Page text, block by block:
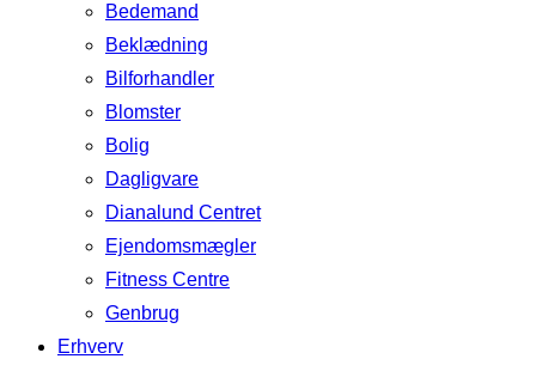
Bedemand
Beklædning
Bilforhandler
Blomster
Bolig
Dagligvare
Dianalund Centret
Ejendomsmægler
Fitness Centre
Genbrug
Erhverv